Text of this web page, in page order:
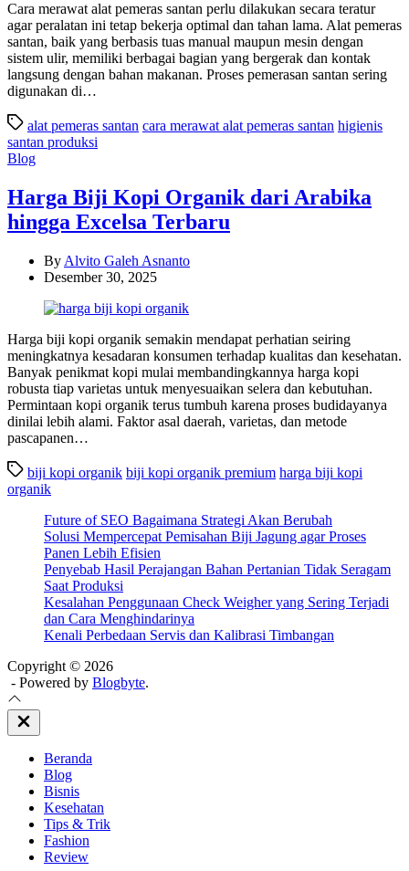
Cara merawat alat pemeras santan perlu dilakukan secara teratur
agar peralatan ini tetap bekerja optimal dan tahan lama. Alat pemeras
santan, baik yang berbasis tuas manual maupun mesin dengan
sistem ulir, memiliki berbagai bagian yang bergerak dan kontak
langsung dengan bahan makanan. Proses pemerasan santan sering
digunakan di…
alat pemeras santan cara merawat alat pemeras santan higienis
santan produksi
Categories
Blog
Harga Biji Kopi Organik dari Arabika
hingga Excelsa Terbaru
By Alvito Galeh Asnanto
Desember 30, 2025
Harga biji kopi organik semakin mendapat perhatian seiring
meningkatnya kesadaran konsumen terhadap kualitas dan kesehatan.
Banyak penikmat kopi mulai membandingkannya harga kopi
robusta tiap varietas untuk menyesuaikan selera dan kebutuhan.
Permintaan kopi organik terus tumbuh karena proses budidayanya
dinilai lebih alami. Faktor asal daerah, varietas, dan metode
pascapanen…
biji kopi organik biji kopi organik premium harga biji kopi
organik
Future of SEO Bagaimana Strategi Akan Berubah
Solusi Mempercepat Pemisahan Biji Jagung agar Proses
Panen Lebih Efisien
Penyebab Hasil Perajangan Bahan Pertanian Tidak Seragam
Saat Produksi
Kesalahan Penggunaan Check Weigher yang Sering Terjadi
dan Cara Menghindarinya
Kenali Perbedaan Servis dan Kalibrasi Timbangan
Copyright © 2026
- Powered by Blogbyte.
Close
Off
Beranda
Blog
Bisnis
Kesehatan
Tips & Trik
Fashion
Review